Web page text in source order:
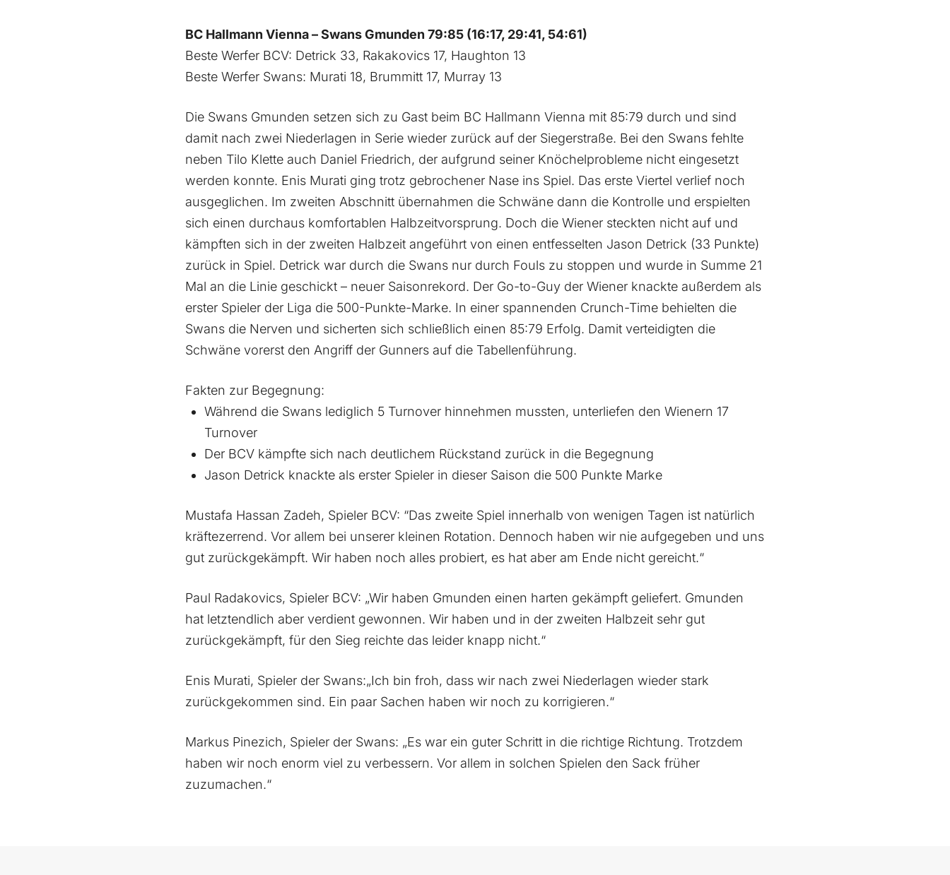
BC Hallmann Vienna – Swans Gmunden 79:85 (16:17, 29:41, 54:61)
Beste Werfer BCV: Detrick 33, Rakakovics 17, Haughton 13
Beste Werfer Swans: Murati 18, Brummitt 17, Murray 13
Die Swans Gmunden setzen sich zu Gast beim BC Hallmann Vienna mit 85:79 durch und sind
damit nach zwei Niederlagen in Serie wieder zurück auf der Siegerstraße. Bei den Swans fehlte
neben Tilo Klette auch Daniel Friedrich, der aufgrund seiner Knöchelprobleme nicht eingesetzt
werden konnte. Enis Murati ging trotz gebrochener Nase ins Spiel. Das erste Viertel verlief noch
ausgeglichen. Im zweiten Abschnitt übernahmen die Schwäne dann die Kontrolle und erspielten
sich einen durchaus komfortablen Halbzeitvorsprung. Doch die Wiener steckten nicht auf und
kämpften sich in der zweiten Halbzeit angeführt von einen entfesselten Jason Detrick (33 Punkte)
zurück in Spiel. Detrick war durch die Swans nur durch Fouls zu stoppen und wurde in Summe 21
Mal an die Linie geschickt – neuer Saisonrekord. Der Go-to-Guy der Wiener knackte außerdem als
erster Spieler der Liga die 500-Punkte-Marke. In einer spannenden Crunch-Time behielten die
Swans die Nerven und sicherten sich schließlich einen 85:79 Erfolg. Damit verteidigten die
Schwäne vorerst den Angriff der Gunners auf die Tabellenführung.
Fakten zur Begegnung:
Während die Swans lediglich 5 Turnover hinnehmen mussten, unterliefen den Wienern 17
Turnover
Der BCV kämpfte sich nach deutlichem Rückstand zurück in die Begegnung
Jason Detrick knackte als erster Spieler in dieser Saison die 500 Punkte Marke
Mustafa Hassan Zadeh, Spieler BCV: “Das zweite Spiel innerhalb von wenigen Tagen ist natürlich
kräftezerrend. Vor allem bei unserer kleinen Rotation. Dennoch haben wir nie aufgegeben und uns
gut zurückgekämpft. Wir haben noch alles probiert, es hat aber am Ende nicht gereicht.“
Paul Radakovics, Spieler BCV: „Wir haben Gmunden einen harten gekämpft geliefert. Gmunden
hat letztendlich aber verdient gewonnen. Wir haben und in der zweiten Halbzeit sehr gut
zurückgekämpft, für den Sieg reichte das leider knapp nicht.“
Enis Murati, Spieler der Swans:„Ich bin froh, dass wir nach zwei Niederlagen wieder stark
zurückgekommen sind. Ein paar Sachen haben wir noch zu korrigieren.“
Markus Pinezich, Spieler der Swans: „Es war ein guter Schritt in die richtige Richtung. Trotzdem
haben wir noch enorm viel zu verbessern. Vor allem in solchen Spielen den Sack früher
zuzumachen.“